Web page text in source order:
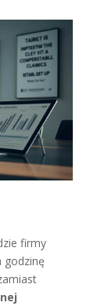
firmy
godzinę